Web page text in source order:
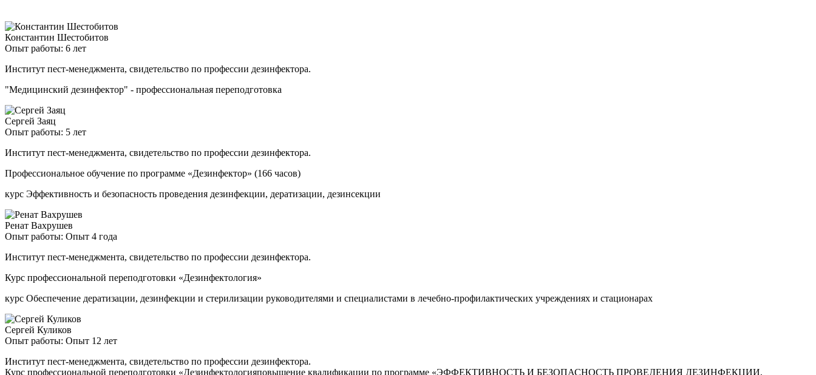
Константин Шестобитов
Опыт работы: 6 лет
Институт пест-менеджмента, свидетельство по профессии дезинфектора.
"Медицинский дезинфектор" - профессиональная переподготовка
Сергей Заяц
Опыт работы: 5 лет
Институт пест-менеджмента, свидетельство по профессии дезинфектора.
Профессиональное обучение по программе «Дезинфектор» (166 часов)
курс Эффективность и безопасность проведения дезинфекции, дератизации, дезинсекции
Ренат Вахрушев
Опыт работы: Опыт 4 года
Институт пест-менеджмента, свидетельство по профессии дезинфектора.
Курс профессиональной переподготовки «Дезинфектология»
курс Обеспечение дератизации, дезинфекции и стерилизации руководителями и специалистами в лечебно-профилактических учреждениях и стационарах
Сергей Куликов
Опыт работы: Опыт 12 лет
Институт пест-менеджмента, свидетельство по профессии дезинфектора.
Курс профессиональной переподготовки «Дезинфектологияповышение квалификации по программе «ЭФФЕКТИВНОСТЬ И БЕЗОПАСНОСТЬ ПРОВЕДЕНИЯ ДЕЗИНФЕКЦИИ,